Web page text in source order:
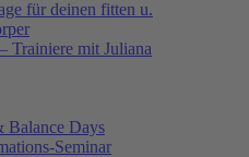
für deinen fitten u.
Trainiere mit Juliana
Balance Days
Seminar